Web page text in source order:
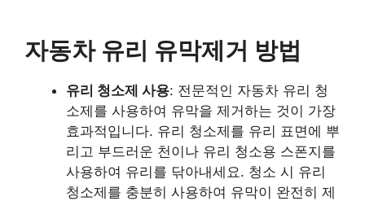
자동차 유리 유막제거 방법
유리 청소제 사용: 전문적인 자동차 유리 청
소제를 사용하여 유막을 제거하는 것이 가장
효과적입니다. 유리 청소제를 유리 표면에 뿌
리고 부드러운 천이나 유리 청소용 스폰지를
사용하여 유리를 닦아내세요. 청소 시 유리
청소제를 충분히 사용하여 유막이 완전히 제